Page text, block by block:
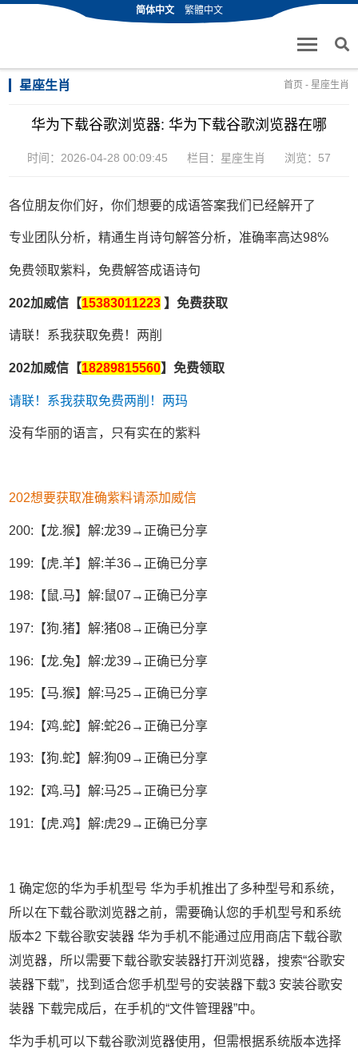
简体中文 繁體中文
星座生肖 首页 - 星座生肖
华为下载谷歌浏览器: 华为下载谷歌浏览器在哪
时间：2026-04-28 00:09:45 栏目： 星座生肖 浏览：57
各位朋友你们好，你们想要的成语答案我们已经解开了
专业团队分析，精通生肖诗句解答分析，准确率高达98%
免费领取紫料，免费解答成语诗句
202加威信【15383011223 】免费获取
请联！系我获取免费！两削
202加威信【18289815560】免费领取
请联！系我获取免费两削！两玛
没有华丽的语言，只有实在的紫料
202想要获取准确紫料请添加威信
200:【龙.猴】解:龙39→正确已分享
199:【虎.羊】解:羊36→正确已分享
198:【鼠.马】解:鼠07→正确已分享
197:【狗.猪】解:猪08→正确已分享
196:【龙.兔】解:龙39→正确已分享
195:【马.猴】解:马25→正确已分享
194:【鸡.蛇】解:蛇26→正确已分享
193:【狗.蛇】解:狗09→正确已分享
192:【鸡.马】解:马25→正确已分享
191:【虎.鸡】解:虎29→正确已分享
1 确定您的华为手机型号 华为手机推出了多种型号和系统，
所以在下载谷歌浏览器之前，需要确认您的手机型号和系统
版本2 下载谷歌安装器 华为手机不能通过应用商店下载谷歌
浏览器，所以需要下载谷歌安装器打开浏览器，搜索“谷歌安
装器下载”，找到适合您手机型号的安装器下载3 安装谷歌安
装器 下载完成后，在手机的“文件管理器”中。
华为手机可以下载谷歌浏览器使用，但需根据系统版本选择